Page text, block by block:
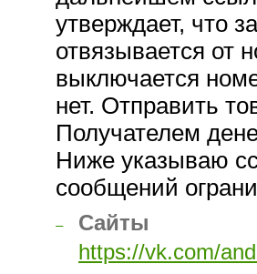
утверждает, что
отвязывается от
выключается
нет. Отправить
Получателем
Ниже указываю
сообщений
–
Cайты
https://vk.com/